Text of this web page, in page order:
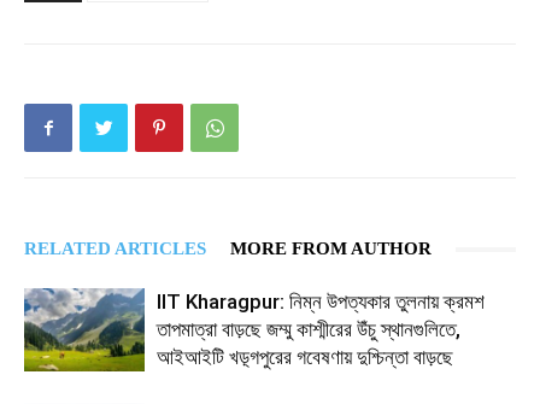
RELATED ARTICLES MORE FROM AUTHOR
IIT Kharagpur: নিম্ন উপত্যকার তুলনায় ক্রমশ
তাপমাত্রা বাড়ছে জম্মু কাশ্মীরের উঁচু স্থানগুলিতে,
আইআইটি খড়্গপুরের গবেষণায় দুশ্চিন্তা বাড়ছে